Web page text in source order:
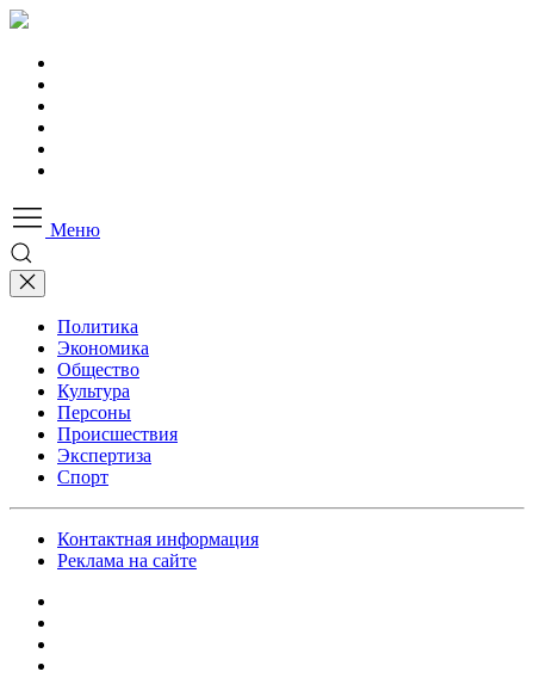
Меню
Политика
Экономика
Общество
Культура
Персоны
Происшествия
Экспертиза
Спорт
Контактная информация
Реклама на сайте